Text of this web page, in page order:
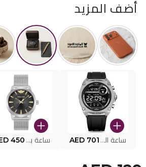
أضف المزيد
ساعة البوليس الذكية MY.AVATAR PEIUN0000101 AED 701 ساعة بوليس للرجال PEWJG0005002 450